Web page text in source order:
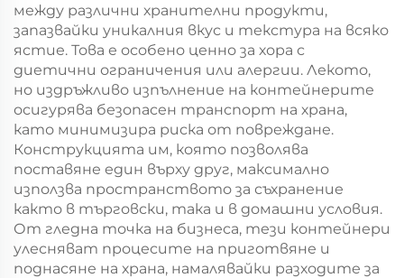
между различни хранителни продукти,
запазвайки уникалния вкус и текстура на всяко
ястие. Това е особено ценно за хора с
диетични ограничения или алергии. Лекото,
но издръжливо изпълнение на контейнерите
осигурява безопасен транспорт на храна,
като минимизира риска от повреждане.
Конструкцията им, която позволява
поставяне един върху друг, максимално
използва пространството за съхранение
както в търговски, така и в домашни условия.
От гледна точка на бизнеса, тези контейнери
улесняват процесите на приготвяне и
поднасяне на храна, намалявайки разходите за